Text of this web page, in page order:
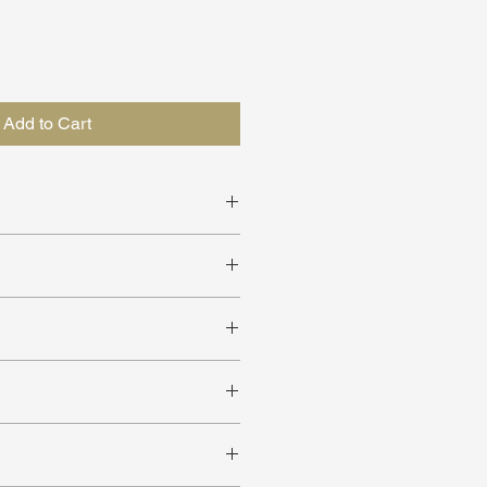
Add to Cart